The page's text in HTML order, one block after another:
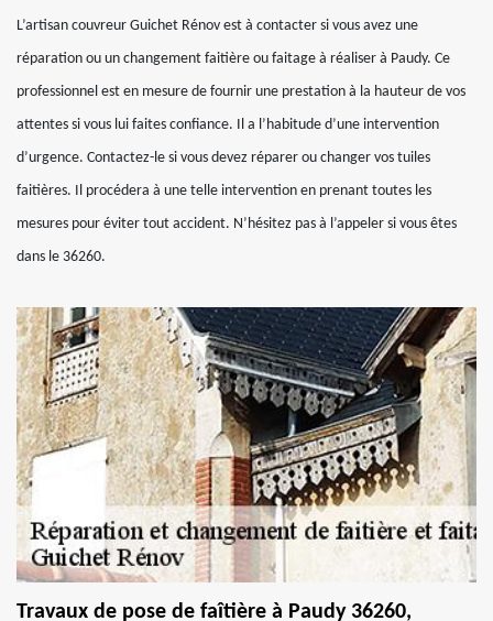
L’artisan couvreur Guichet Rénov est à contacter si vous avez une
réparation ou un changement faitière ou faitage à réaliser à Paudy. Ce
professionnel est en mesure de fournir une prestation à la hauteur de vos
attentes si vous lui faites confiance. Il a l’habitude d’une intervention
d’urgence. Contactez-le si vous devez réparer ou changer vos tuiles
faitières. Il procédera à une telle intervention en prenant toutes les
mesures pour éviter tout accident. N’hésitez pas à l’appeler si vous êtes
dans le 36260.
Travaux de pose de faîtière à Paudy 36260,